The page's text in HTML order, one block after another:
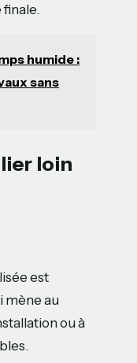
humide :
sans
loin
est
mène au
ou à